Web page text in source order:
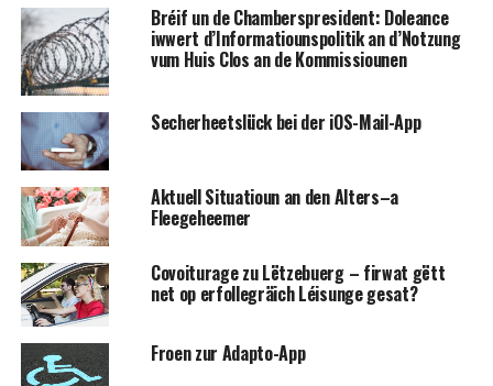
Bréif un de Chamberspresident: Doleance
iwwert d’Informatiounspolitik an d’Notzung
vum Huis Clos an de Kommissiounen
Secherheetslück bei der iOS-Mail-App
Aktuell Situatioun an den Alters–a
Fleegeheemer
Covoiturage zu Lëtzebuerg – firwat gëtt
net op erfollegräich Léisunge gesat?
Froen zur Adapto-App